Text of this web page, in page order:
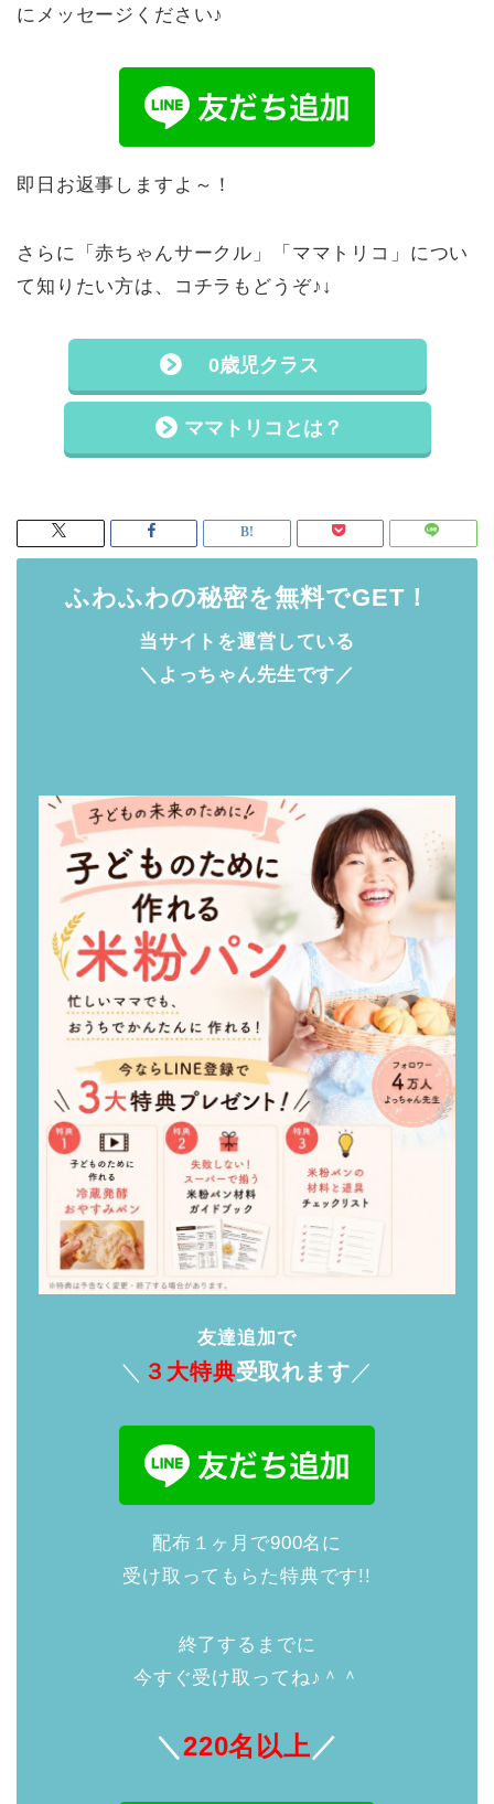
にメッセージください♪
即日お返事しますよ～！
さらに「赤ちゃんサークル」「ママトリコ」につい
て知りたい方は、コチラもどうぞ♪↓
0歳児クラス
ママトリコとは？
ふわふわの秘密を無料でGET！
当サイトを運営している
＼よっちゃん先生です／
友達追加で
＼ ３大特典受取れます／
配布１ヶ月で900名に
受け取ってもらた特典です!!
終了するまでに
今すぐ受け取ってね♪＾＾
＼220名以上／